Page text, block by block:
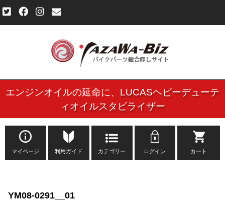
ご利用規約
個人情報保護方針
よくある質問
お問い合わせ
エンジンオイルの延命に、 LUCASヘビーデューテ
ィオイルスタビライザー
マイページ 利用ガイド カテゴリー ログイン カート
YM08-0291__01